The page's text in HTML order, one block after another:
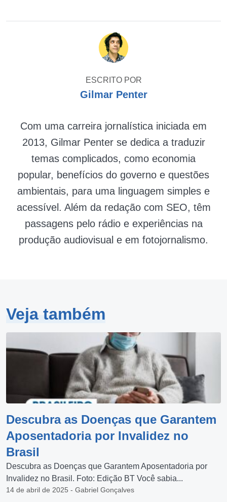
ESCRITO POR
Gilmar Penter
Com uma carreira jornalística iniciada em
2013, Gilmar Penter se dedica a traduzir
temas complicados, como economia
popular, benefícios do governo e questões
ambientais, para uma linguagem simples e
acessível. Além da redação com SEO, têm
passagens pelo rádio e experiências na
produção audiovisual e em fotojornalismo.
Veja também
Descubra as Doenças que Garantem
Aposentadoria por Invalidez no
Brasil
Descubra as Doenças que Garantem Aposentadoria por
Invalidez no Brasil. Foto: Edição BT Você sabia...
14 de abril de 2025 - Gabriel Gonçalves